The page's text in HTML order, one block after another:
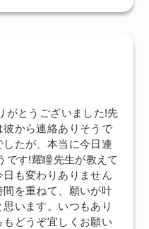
がとうございました!先
から連絡ありそうで
たが、本当に今日連
です!耀瞳先生が教えて
も変わりありません
を重ねて、願いが叶
います。いつもあり
どうぞ宜しくお願い